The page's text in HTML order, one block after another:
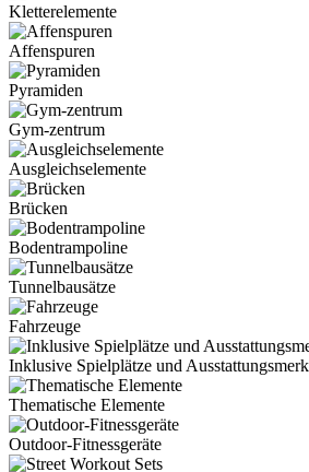
Kletterelemente
Affenspuren
Pyramiden
Gym-zentrum
Ausgleichselemente
Brücken
Bodentrampoline
Tunnelbausätze
Fahrzeuge
Inklusive Spielplätze und
Thematische Elemente
Outdoor-Fitnessgeräte